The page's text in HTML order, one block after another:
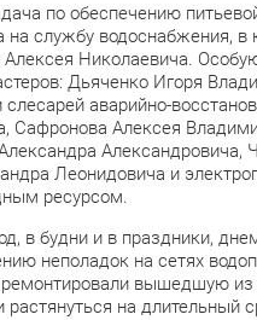
по обеспечению
службу водоснабжения, в
Николаевича.
Дьяченко Игоря
аварийно-
Сафронова Алексея
Леонидовича и
ресурсом.
в будни и в праздники,
неполадок на сетях
вышедшую
растянуться на